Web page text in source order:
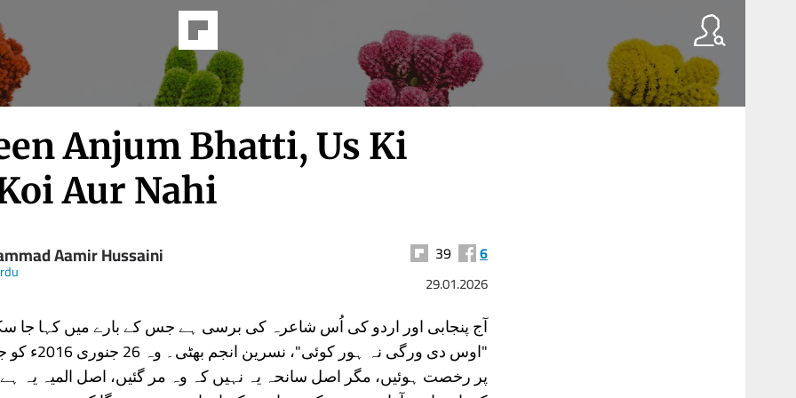
Anjum Bhatti, Us Ki
Aur Nahi
Aamir Hussaini 39 6
29.01.2026
آج پنجابی اور اردو کی اُس شاعرہ کی برسی ہے جس کے بارے میں کہا جا
"اوس دی ورگی نہ ہور
پر رخصت ہوئیں، مگر اصل سانحہ یہ نہیں کہ وہ مر گئیں، اصل المیہ یہ